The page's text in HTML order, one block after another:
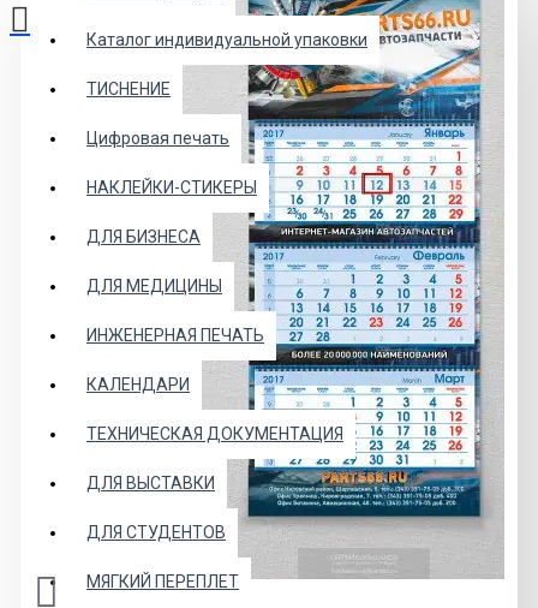
Каталог индивидуальной упаковки
ТИСНЕНИЕ
Цифровая печать
НАКЛЕЙКИ-СТИКЕРЫ
ДЛЯ БИЗНЕСА
ДЛЯ МЕДИЦИНЫ
ИНЖЕНЕРНАЯ ПЕЧАТЬ
КАЛЕНДАРИ
ТЕХНИЧЕСКАЯ ДОКУМЕНТАЦИЯ
ДЛЯ ВЫСТАВКИ
ДЛЯ СТУДЕНТОВ
МЯГКИЙ ПЕРЕПЛЕТ
Ваша корзина пуста!